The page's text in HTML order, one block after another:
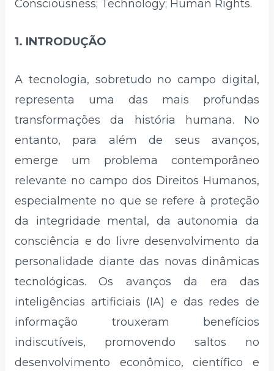
Consciousness; Technology; Human Rights.
1. INTRODUÇÃO
A tecnologia, sobretudo no campo digital,
representa uma das mais profundas
transformações da história humana. No
entanto, para além de seus avanços,
emerge um problema contemporâneo
relevante no campo dos Direitos Humanos,
especialmente no que se refere à proteção
da integridade mental, da autonomia da
consciência e do livre desenvolvimento da
personalidade diante das novas dinâmicas
tecnológicas. Os avanços da era das
inteligências artificiais (IA) e das redes de
informação trouxeram benefícios
indiscutíveis, promovendo saltos no
desenvolvimento econômico, científico e